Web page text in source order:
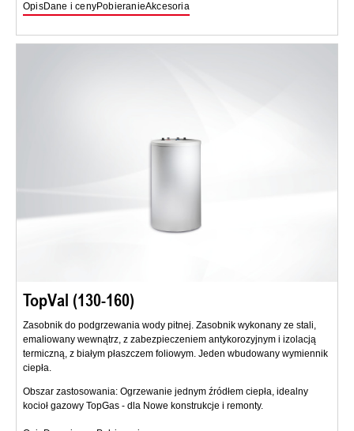
OpisDane i cenyPobieranieAkcesoria
TopVal (130-160)
Zasobnik do podgrzewania wody pitnej. Zasobnik wykonany ze stali,
emaliowany wewnątrz, z zabezpieczeniem antykorozyjnym i izolacją
termiczną, z białym płaszczem foliowym. Jeden wbudowany wymiennik
ciepła.
Obszar zastosowania: Ogrzewanie jednym źródłem ciepła, idealny
kocioł gazowy TopGas - dla Nowe konstrukcje i remonty.